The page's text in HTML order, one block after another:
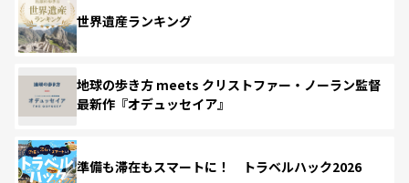
世界遺産ランキング
地球の歩き方 meets クリストファー・ノーラン監督
最新作『オデュッセイア』
準備も滞在もスマートに！ トラベルハック2026